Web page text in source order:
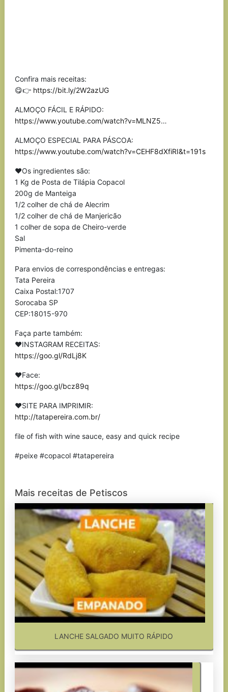
Confira mais receitas:
😋👉 https://bit.ly/2W2azUG
ALMOÇO FÁCIL E RÁPIDO:
https://www.youtube.com/watch?v=MLNZ5…
ALMOÇO ESPECIAL PARA PÁSCOA:
https://www.youtube.com/watch?v=CEHF8dXfiRI&t=191s
❤Os ingredientes são:
1 Kg de Posta de Tilápia Copacol
200g de Manteiga
1/2 colher de chá de Alecrim
1/2 colher de chá de Manjericão
1 colher de sopa de Cheiro-verde
Sal
Pimenta-do-reino
Para envios de correspondências e entregas:
Tata Pereira
Caixa Postal:1707
Sorocaba SP
CEP:18015-970
Faça parte também:
❤INSTAGRAM RECEITAS:
https://goo.gl/RdLj8K
❤Face:
https://goo.gl/bcz89q
❤SITE PARA IMPRIMIR:
http://tatapereira.com.br/
file of fish with wine sauce, easy and quick recipe
#peixe #copacol #tatapereira
Mais receitas de Petiscos
LANCHE SALGADO MUITO RÁPIDO